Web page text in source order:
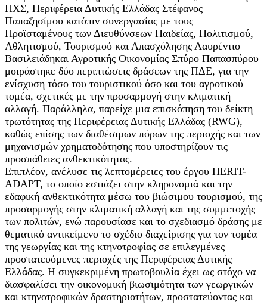
ΠΧΣ, Περιφέρεια Δυτικής Ελλάδας Στέφανος
Παπαζησίμου κατόπιν συνεργασίας με τους
Προϊσταμένους των Διευθύνσεων Παιδείας, Πολιτισμού,
Αθλητισμού, Τουρισμού και Απασχόλησης Λαυρέντιο
Βασιλειάδηκαι Αγροτικής Οικονομίας Σπύρο Παπασπύρου
μοιράστηκε δύο περιπτώσεις δράσεων της ΠΔΕ, για την
ενίσχυση τόσο του τουριστικού όσο και του αγροτικού
τομέα, σχετικές με την προσαρμογή στην κλιματική
αλλαγή. Παράλληλα, παρείχε μια επισκόπηση του δείκτη
τρωτότητας της Περιφέρειας Δυτικής Ελλάδας (RWG),
καθώς επίσης των διαθέσιμων πόρων της περιοχής και των
μηχανισμών χρηματοδότησης που υποστηρίζουν τις
προσπάθειες ανθεκτικότητας.
Επιπλέον, ανέλυσε τις λεπτομέρειες του έργου HERIT-
ADAPT, το οποίο εστιάζει στην κληρονομιά και την
εδαφική ανθεκτικότητα μέσω του βιώσιμου τουρισμού, της
προσαρμογής στην κλιματική αλλαγή και της συμμετοχής
των πολιτών, ενώ παρουσίασε και το σχεδιασμό δράσης με
θεματικό αντικείμενο το σχέδιο διαχείρισης για τον τομέα
της γεωργίας και της κτηνοτροφίας σε επιλεγμένες
προστατευόμενες περιοχές της Περιφέρειας Δυτικής
Ελλάδας. Η συγκεκριμένη πρωτοβουλία έχει ως στόχο να
διασφαλίσει την οικονομική βιωσιμότητα των γεωργικών
και κτηνοτροφικών δραστηριοτήτων, προστατεύοντας και